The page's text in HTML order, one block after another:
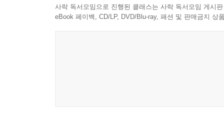
사락 독서모임으로 진행된 클래스는 사락 독서모임 게시
eBook 페이백, CD/LP, DVD/Blu-ray, 패션 및 판매금지 상